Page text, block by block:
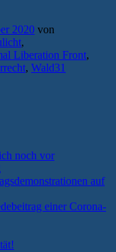
2020 von
,
Liberation Front,
, Wald31
noch vor
auf
einer Corona-